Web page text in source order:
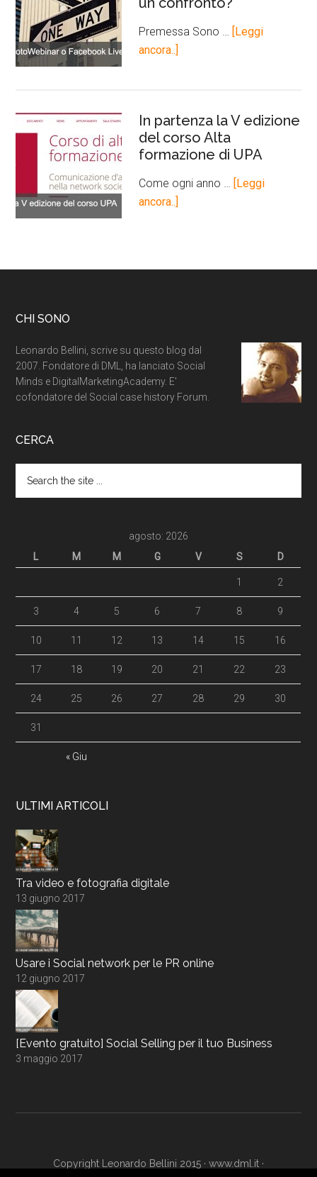
Premessa Sono …
[Leggi
ancora..]
In partenza la V edizione
del corso Alta
formazione di UPA
Come ogni anno …
[Leggi
ancora..]
CHI SONO
Leonardo Bellini, scrive su questo blog dal
2007. Fondatore di DML, ha lanciato Social
Minds e DigitalMarketingAcademy. E'
cofondatore del Social case history Forum.
CERCA
agosto: 2026
L
M M G V S D
« Giu
1 2
3 4 5 6 7 8 9
10 11 12 13 14 15 16
17 18 19 20 21 22 23
24 25 26 27 28 29 30
31
ULTIMI ARTICOLI
Tra video e fotografia digitale
13 giugno 2017
Usare i Social network per le PR online
12 giugno 2017
[Evento gratuito] Social Selling per il tuo Business
3 maggio 2017
Copyright Leonardo Bellini 2015 · www.dml.it ·